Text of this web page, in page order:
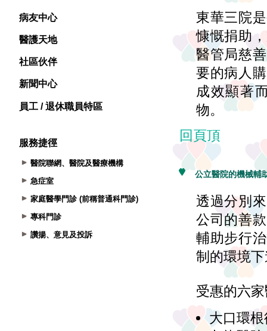
病友中心
醫護天地
社區伙伴
新聞中心
員工 / 退休職員特區
服務捷徑
醫院聯網、醫院及醫療機構
急症室
家庭醫學門診 (前稱普通科門診)
專科門診
讚揚、意見及投訴